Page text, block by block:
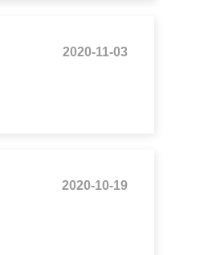
2020-11-03
2020-10-19